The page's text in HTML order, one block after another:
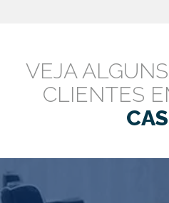
VEJA
CLIENTES